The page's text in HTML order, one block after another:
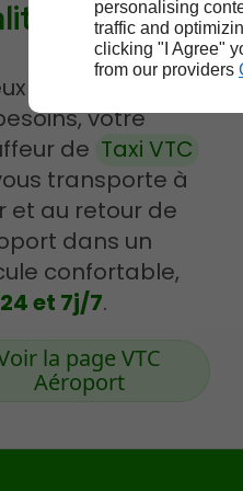
personalising
traffic and
clicking "I Agree"
from our providers
et à l’écoute de
votre
de Taxi VTC
transporte à
et au retour de
dans un
confortable,
et 7j/7.
la page VTC
Aéroport